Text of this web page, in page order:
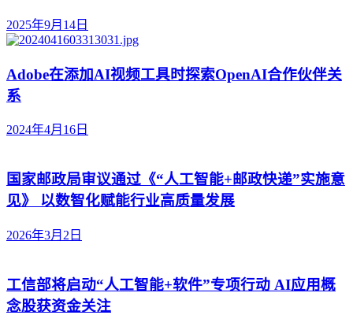
2025年9月14日
Adobe在添加AI视频工具时探索OpenAI合作伙伴关
系
2024年4月16日
国家邮政局审议通过《“人工智能+邮政快递”实施意
见》 以数智化赋能行业高质量发展
2026年3月2日
工信部将启动“人工智能+软件”专项行动 AI应用概
念股获资金关注